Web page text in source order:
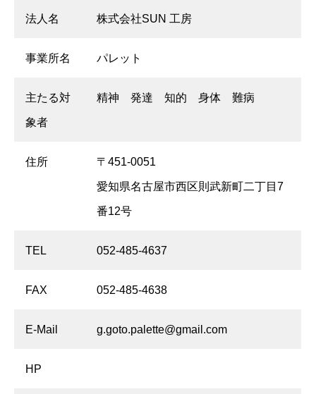
法人名 株式会社SUN 工房
事業所名 パレット
主たる対
象者
精神 発達 知的 身体 難病
住所 〒451-0051
愛知県名古屋市西区則武新町二丁目7
番12号
TEL 052-485-4637
FAX 052-485-4638
E-Mail g.goto.palette@gmail.com
HP